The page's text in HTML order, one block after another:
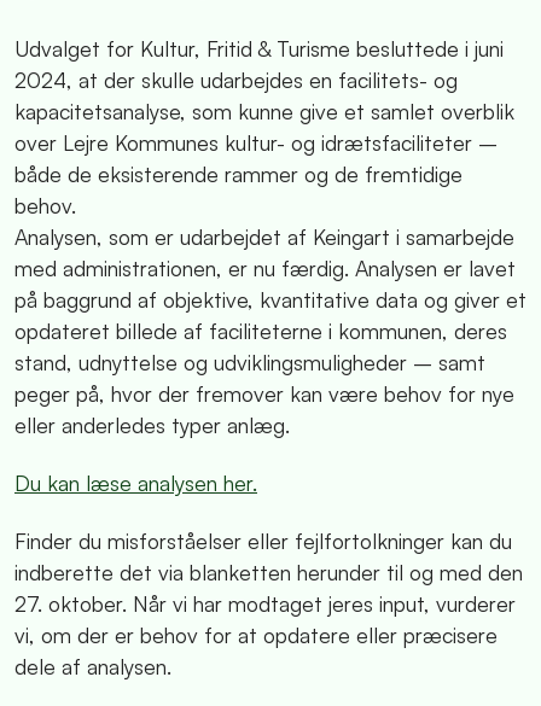
Udvalget for Kultur, Fritid & Turisme besluttede i juni
2024, at der skulle udarbejdes en facilitets- og
kapacitetsanalyse, som kunne give et samlet overblik
over Lejre Kommunes kultur- og idrætsfaciliteter –
både de eksisterende rammer og de fremtidige
behov.
Analysen, som er udarbejdet af Keingart i samarbejde
med administrationen, er nu færdig. Analysen er lavet
på baggrund af objektive, kvantitative data og giver et
opdateret billede af faciliteterne i kommunen, deres
stand, udnyttelse og udviklingsmuligheder – samt
peger på, hvor der fremover kan være behov for nye
eller anderledes typer anlæg.
Du kan læse analysen her.
Finder du misforståelser eller fejlfortolkninger kan du
indberette det via blanketten herunder til og med den
27. oktober. Når vi har modtaget jeres input, vurderer
vi, om der er behov for at opdatere eller præcisere
dele af analysen.